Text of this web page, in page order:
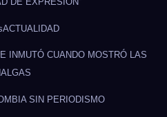
ACTUALIDAD
INMUTÓ CUANDO MOSTRÓ LAS
SIN PERIODISMO